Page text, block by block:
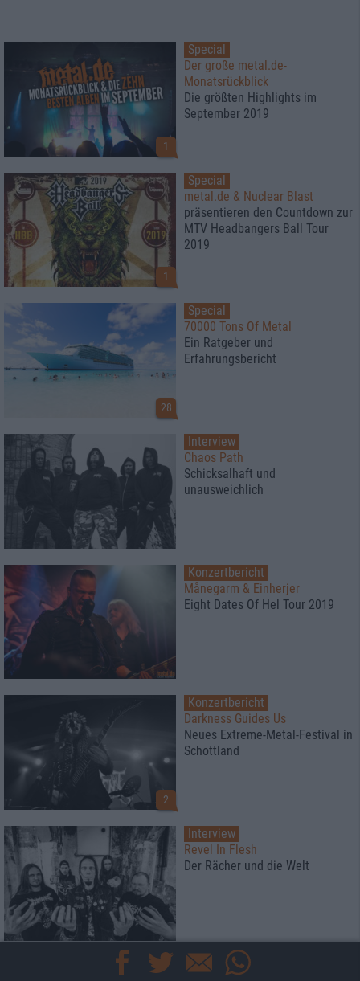
1
Special
Der große metal.de-
Monatsrückblick
Die größten Highlights im
September 2019
1
Special
metal.de & Nuclear Blast
präsentieren den Countdown zur
MTV Headbangers Ball Tour
2019
28
Special
70000 Tons Of Metal
Ein Ratgeber und
Erfahrungsbericht
Interview
Chaos Path
Schicksalhaft und
unausweichlich
Konzertbericht
Månegarm & Einherjer
Eight Dates Of Hel Tour 2019
2
Konzertbericht
Darkness Guides Us
Neues Extreme-Metal-Festival in
Schottland
Interview
Revel In Flesh
Der Rächer und die Welt
Konzertbericht